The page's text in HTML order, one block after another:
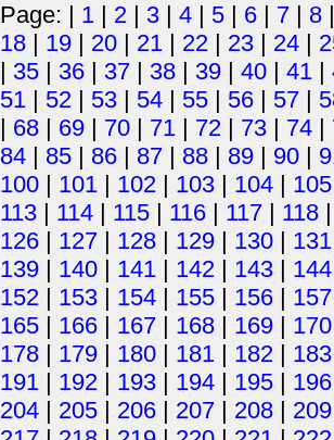
Page: | 1 | 2 | 3 | 4 | 5 | 6 | 7 | 8
18 | 19 | 20 | 21 | 22 | 23 | 24 |
| 35 | 36 | 37 | 38 | 39 | 40 | 41 |
51 | 52 | 53 | 54 | 55 | 56 | 57 |
| 68 | 69 | 70 | 71 | 72 | 73 | 74 |
84 | 85 | 86 | 87 | 88 | 89 | 90 |
100 | 101 | 102 | 103 | 104 | 105
113 | 114 | 115 | 116 | 117 | 118
126 | 127 | 128 | 129 | 130 | 131
139 | 140 | 141 | 142 | 143 | 144
152 | 153 | 154 | 155 | 156 | 157
165 | 166 | 167 | 168 | 169 | 170
178 | 179 | 180 | 181 | 182 | 183
191 | 192 | 193 | 194 | 195 | 196
204 | 205 | 206 | 207 | 208 | 209